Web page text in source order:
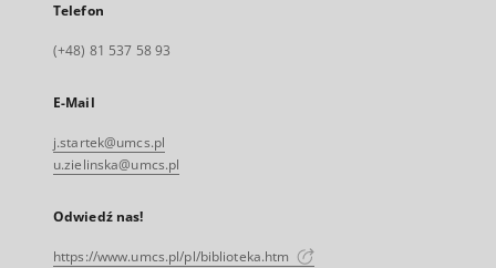
Telefon
(+48) 81 537 58 93
E-Mail
j.startek@umcs.pl
u.zielinska@umcs.pl
Odwiedź nas!
https://www.umcs.pl/pl/biblioteka.htm